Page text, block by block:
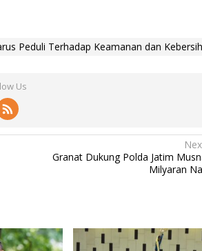
Peduli Terhadap Keamanan dan
Us
Granat Dukung Polda Jatim
Milyaran